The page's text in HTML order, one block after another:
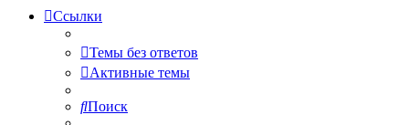
Ссылки
Темы без ответов
Активные темы
Поиск